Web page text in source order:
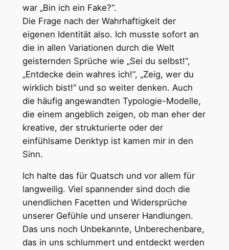
war „Bin ich ein Fake?“.
Die Frage nach der Wahrhaftigkeit der
eigenen Identität also. Ich musste sofort an
die in allen Variationen durch die Welt
geisternden Sprüche wie „Sei du selbst!“,
„Entdecke dein wahres ich!“, „Zeig, wer du
wirklich bist!“ und so weiter denken. Auch
die häufig angewandten Typologie-Modelle,
die einem angeblich zeigen, ob man eher der
kreative, der strukturierte oder der
einfühlsame Denktyp ist kamen mir in den
Sinn.
Ich halte das für Quatsch und vor allem für
langweilig. Viel spannender sind doch die
unendlichen Facetten und Widersprüche
unserer Gefühle und unserer Handlungen.
Das uns noch Unbekannte, Unberechenbare,
das in uns schlummert und entdeckt werden